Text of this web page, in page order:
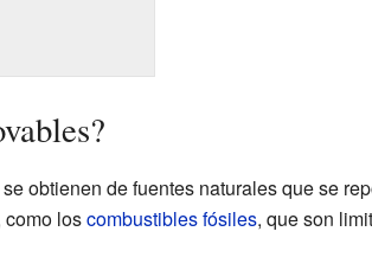
obtienen de fuentes naturales que se
loscombustibles fósiles, que son